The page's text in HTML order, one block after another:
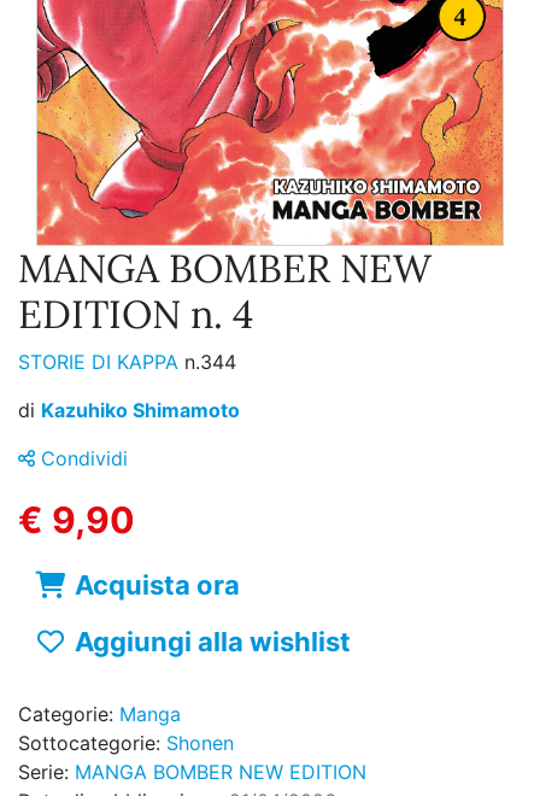
MANGA BOMBER NEW
EDITION n. 4
STORIE DI KAPPA n.344
di Kazuhiko Shimamoto
Condividi
€ 9,90
Acquista ora
Aggiungi alla wishlist
Categorie: Manga
Sottocategorie: Shonen
Serie: MANGA BOMBER NEW EDITION